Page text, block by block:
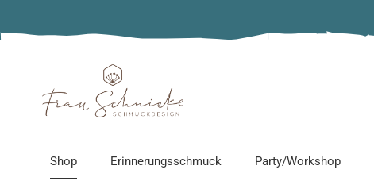
Shop Erinnerungsschmuck Party/Workshop
Alle Produkte
Erinnerungsschmuck